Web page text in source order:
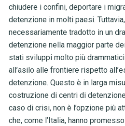
chiudere i confini, deportare i
detenzione in molti paesi.
necessariamente tradotto in un
detenzione nella maggior parte
stati sviluppi molto più
all’asilo alle frontiere rispetto
detenzione. Questo è in larga
costruzione di centri di
caso di crisi, non è l’opzione più
che, come l’Italia, hanno